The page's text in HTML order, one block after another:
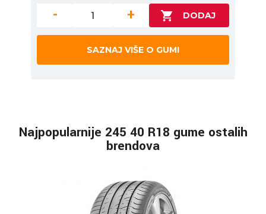
- +
SAZNAJ VIŠE O GUMI
Najpopularnije 245 40 R18 gume ostalih
brendova